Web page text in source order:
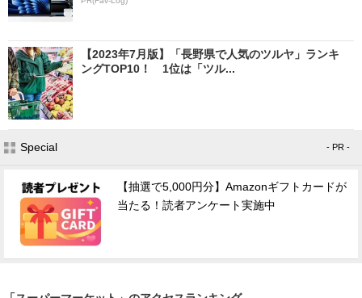
【2023年7月版】「長野県で人気のツルヤ」ランキ
ングTOP10！ 1位は「ツル...
Special - PR -
【抽選で5,000円分】Amazonギフトカードが
当たる！読者アンケート実施中